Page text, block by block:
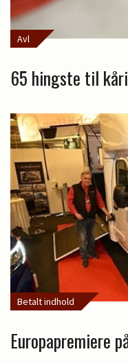
Avl
65 hingste til
Betalt indhold
Europapremiere